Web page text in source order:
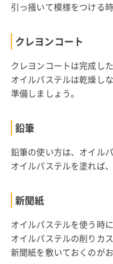
引っ掻いて模様をつける
クレヨンコート
クレヨンコートは完成し
オイルパステルは乾燥し
準備しましょう。
鉛筆
鉛筆の使い方は、オイル
オイルパステルを塗れば
新聞紙
オイルパステルを使う時
オイルパステルの削りカ
新聞紙を敷いておくのが